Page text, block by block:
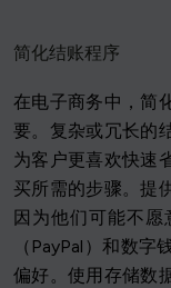
简化结账程序
在电子商务中，简
要。复杂或冗长的
为客户更喜欢快速
买所需的步骤。提
因为他们可能不
（PayPal）和数
偏好。使用存储数